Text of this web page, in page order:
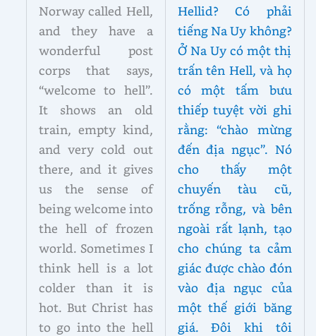
Norway called Hell,
and they have a
wonderful post
corps that says,
“welcome to hell”.
It shows an old
train, empty kind,
and very cold out
there, and it gives
us the sense of
being welcome into
the hell of frozen
world. Sometimes I
think hell is a lot
colder than it is
hot. But Christ has
to go into the hell
Hellid? Có phải
tiếng Na Uy không?
Ở Na Uy có một thị
trấn tên Hell, và họ
có một tấm bưu
thiếp tuyệt vời ghi
rằng: “chào mừng
đến địa ngục”. Nó
cho thấy một
chuyến tàu cũ,
trống rỗng, và bên
ngoài rất lạnh, tạo
cho chúng ta cảm
giác được chào đón
vào địa ngục của
một thế giới băng
giá. Đôi khi tôi